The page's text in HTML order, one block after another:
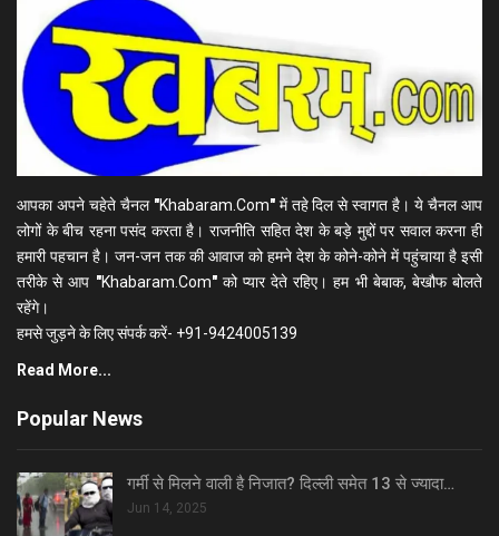
आपका अपने चहेते चैनल "Khabaram.Com"में तहे दिल से स्वागत है। ये चैनल आप
लोगों के बीच रहना पसंद करता है। राजनीति सहित देश के बड़े मुद्दों पर सवाल करना ही
हमारी पहचान है। जन-जन तक की आवाज को हमने देश के कोने-कोने में पहुंचाया है इसी
तरीके से आप "Khabaram.Com"को प्यार देते रहिए। हम भी बेबाक, बेखौफ बोलते
रहेंगे।
हमसे जुड़ने के लिए संपर्क करें- +91-9424005139
Read More...
Popular News
गर्मी से मिलने वाली है निजात? दिल्ली समेत 13 से ज्यादा…
Jun 14, 2025